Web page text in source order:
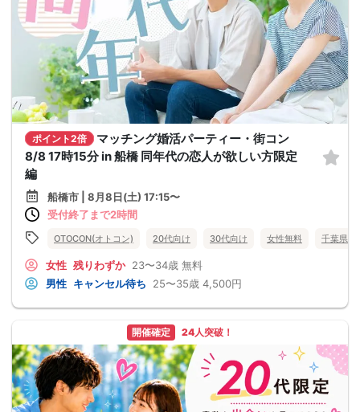
ポイント2倍
マッチング婚活パーティー・街コン
8/8 17時15分 in 船橋 同年代の恋人が欲しい方限定
編
船橋市 | 8月8日(土) 17:15〜
受付終了まで2時間
OTOCON(オトコン) 20代向け 30代向け 女性無料 千葉県
女性 残りわずか 23〜34歳 無料
男性 キャンセル待ち 25〜35歳 4,500円
開催確定 24人突破！